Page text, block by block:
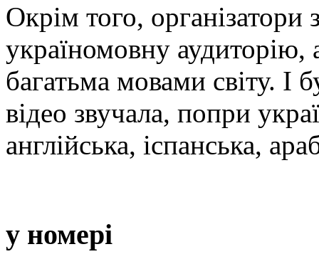
Окрім того,
україномовну аудиторію,
багатьма мовами світу. І
відео звучала, попри
англійська, іспанська,
у номері